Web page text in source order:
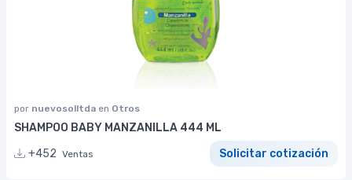
por nuevosolltda en Otros
SHAMPOO BABY MANZANILLA 444 ML
+452 Ventas Solicitar cotización